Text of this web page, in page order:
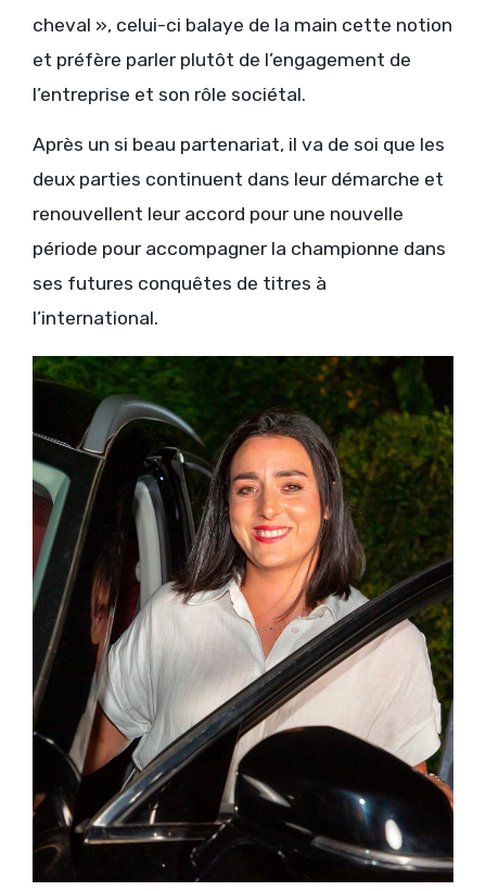
cheval », celui-ci balaye de la main cette notion
et préfère parler plutôt de l’engagement de
l’entreprise et son rôle sociétal.
Après un si beau partenariat, il va de soi que les
deux parties continuent dans leur démarche et
renouvellent leur accord pour une nouvelle
période pour accompagner la championne dans
ses futures conquêtes de titres à
l’international.